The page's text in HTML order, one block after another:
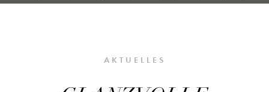
AKTUELLES